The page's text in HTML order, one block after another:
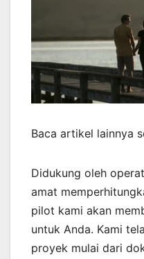
Baca artikel lainnya
Didukung oleh
amat
pilot kami akan
untuk Anda. Kami
proyek mulai dari